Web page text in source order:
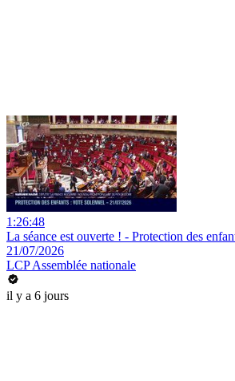
1:26:48
La séance est ouverte ! - Protection des
21/07/2026
LCP Assemblée nationale
il y a 6 jours